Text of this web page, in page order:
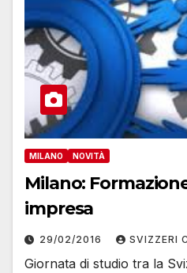
MILANO NOVITÀ
Milano:
impresa
29/02/2016 SVIZZERI
Giornata di studio tra la